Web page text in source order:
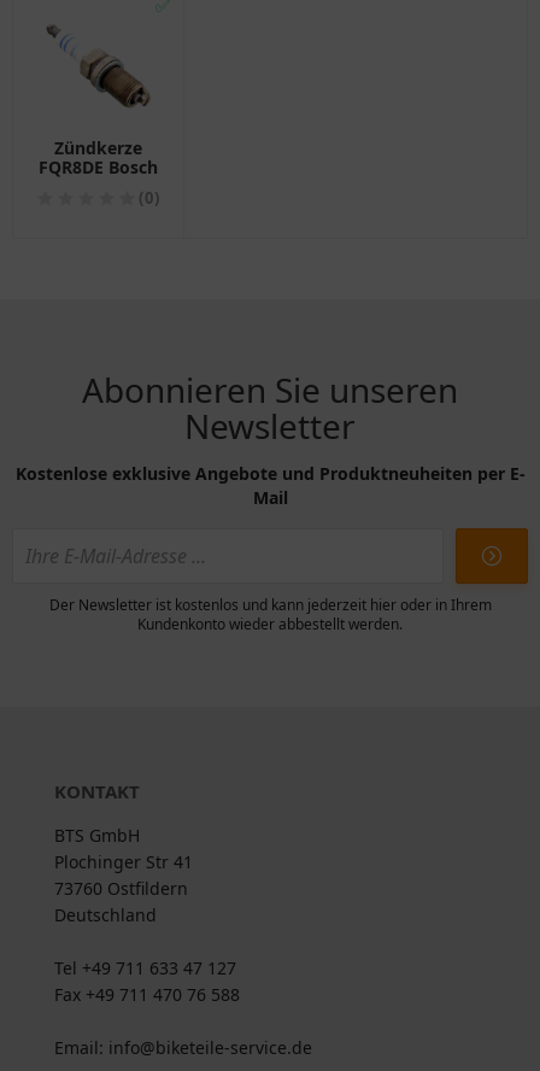
✅
Zündkerze
FQR8DE Bosch
(0)
Abonnieren Sie unseren
Newsletter
Kostenlose exklusive Angebote und Produktneuheiten per E-
Mail
Der Newsletter ist kostenlos und kann jederzeit hier oder in Ihrem
Kundenkonto wieder abbestellt werden.
KONTAKT
BTS GmbH
Plochinger Str 41
73760 Ostfildern
Deutschland
Tel +49 711 633 47 127
Fax +49 711 470 76 588
Email: info@biketeile-service.de